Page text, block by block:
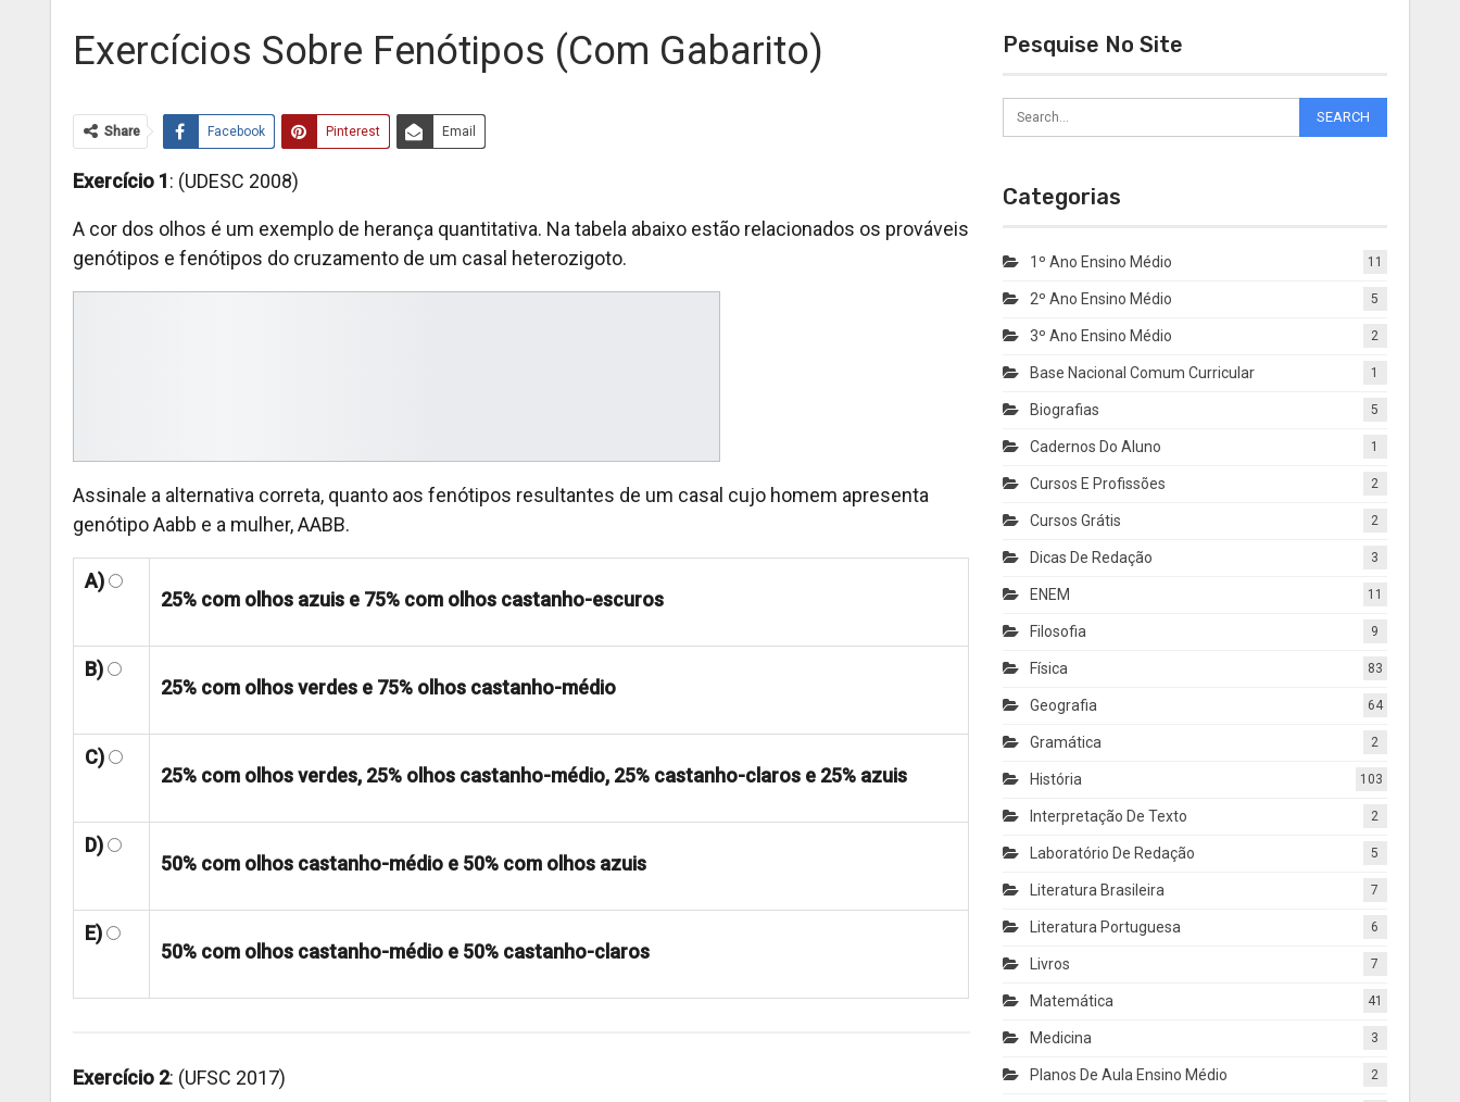
Exercícios Sobre Fenótipos (com Gabarito)
Share Facebook Pinterest Email
Exercício 1: (UDESC 2008)
A cor dos olhos é um exemplo de herança quantitativa. Na tabela abaixo estão relacionados os prováveis
genótipos e fenótipos do cruzamento de um casal heterozigoto.
Assinale a alternativa correta, quanto aos fenótipos resultantes de um casal cujo homem apresenta
genótipo Aabb e a mulher, AABB.
A)
25% com olhos azuis e 75% com olhos castanho-escuros
B)
25% com olhos verdes e 75% olhos castanho-médio
C)
25% com olhos verdes, 25% olhos castanho-médio, 25% castanho-claros e 25% azuis
D)
50% com olhos castanho-médio e 50% com olhos azuis
E)
50% com olhos castanho-médio e 50% castanho-claros
Exercício 2: (UFSC 2017)
Pesquise No Site
Categorias
1º Ano Ensino Médio 11
2º Ano Ensino Médio 5
3º Ano Ensino Médio 2
Base Nacional Comum Curricular 1
Biografias 5
Cadernos Do Aluno 1
Cursos E Profissões 2
Cursos Grátis 2
Dicas De Redação 3
ENEM 11
Filosofia 9
Física 83
Geografia 64
Gramática 2
História 103
Interpretação De Texto 2
Laboratório De Redação 5
Literatura Brasileira 7
Literatura Portuguesa 6
Livros 7
Matemática 41
Medicina 3
Planos De Aula Ensino Médio 2